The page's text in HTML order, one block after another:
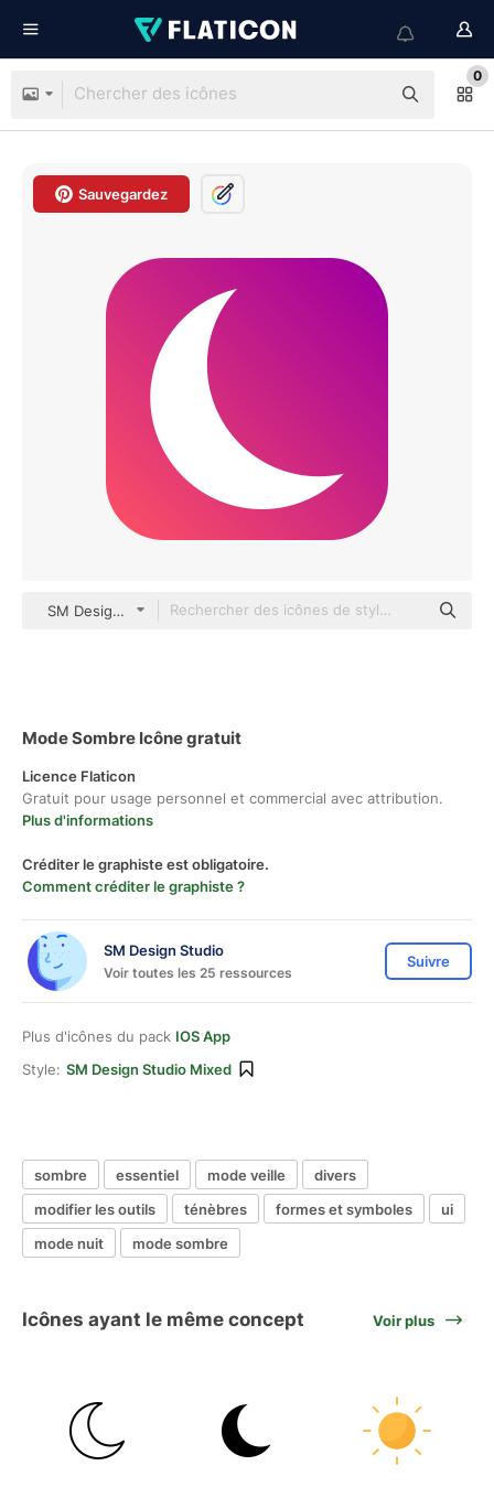
0
Sauvegardez
SM Design Studio Mixed
Mode Sombre Icône gratuit
Licence Flaticon
Gratuit pour usage personnel et commercial avec attribution.
Plus d'informations
Créditer le graphiste est obligatoire.
Comment créditer le graphiste ?
SM Design Studio
Voir toutes les 25 ressources
Suivre
Plus d'icônes du pack IOS App
Style: SM Design Studio Mixed
sombre essentiel mode veille
divers
modifier les outils
ténèbres formes et symboles
ui
mode nuit
mode sombre
Icônes ayant le même concept Voir plus